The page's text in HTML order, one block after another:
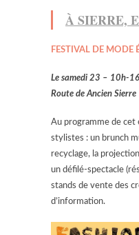
À SIERRE,
FESTIVAL DE MODE
Le samedi 23 – 10h-
Route de Ancien Sierre
Au programme de cet
stylistes : un brunch
recyclage, la
un défilé-spectacle
stands de vente des
d’information.